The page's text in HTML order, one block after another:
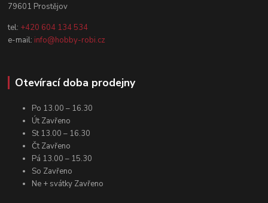
79601 Prostějov
tel: +420 604 134 534
e-mail: info@hobby-robi.cz
Otevírací doba prodejny
Po 13.00 – 16.30
Út Zavřeno
St 13.00 – 16.30
Čt Zavřeno
Pá 13.00 – 15.30
So Zavřeno
Ne + svátky Zavřeno